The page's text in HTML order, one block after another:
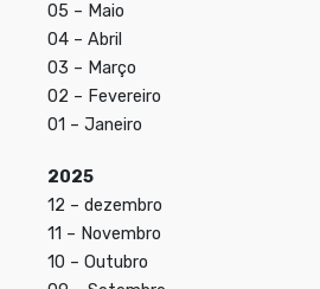
05 – Maio
04 – Abril
03 – Março
02 – Fevereiro
01 – Janeiro
2025
12 – dezembro
11 – Novembro
10 – Outubro